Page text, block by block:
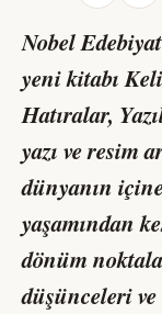
Nobel
yeni kitabı
Hatıralar,
yazı ve resim
dünyanın
yaşamından
dönüm
düşünceleri